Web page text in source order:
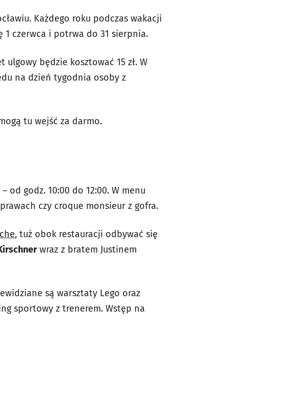
Każdego roku podczas wakacji
1 czerwca i potrwa do 31 sierpnia.
będzie kosztować 15 zł. W
na dzień tygodnia osoby z
tu wejść za darmo.
od godz. 10:00 do 12:00. W menu
czy croque monsieur z gofra.
, tuż obok restauracji odbywać się
wraz z bratem Justinem
są warsztaty Lego oraz
sportowy z trenerem. Wstęp na